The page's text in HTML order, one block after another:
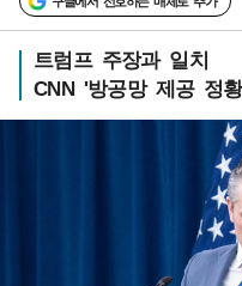
트럼프 주장과 일치
CNN '방공망 제공 정